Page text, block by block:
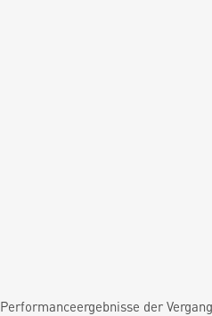
Performanceergebnisse der